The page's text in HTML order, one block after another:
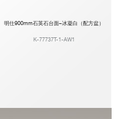
明仕900mm石英石台面–冰凝白（配方盆）
K-77737T-1-AW1